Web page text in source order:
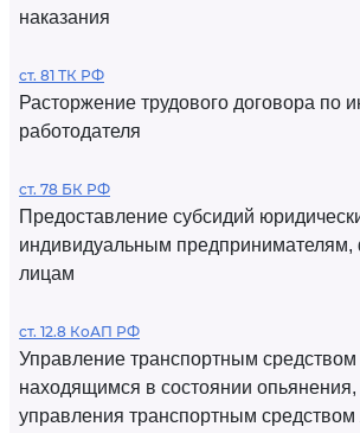
наказания
ст. 81 ТК РФ
Расторжение трудового договора по
работодателя
ст. 78 БК РФ
Предоставление субсидий
индивидуальным предпринимателям,
лицам
ст. 12.8 КоАП РФ
Управление транспортным
находящимся в состоянии
управления транспортным средством